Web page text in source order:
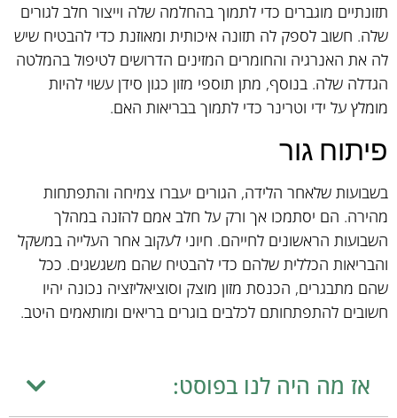
תזונתיים מוגברים כדי לתמוך בהחלמה שלה וייצור חלב לגורים
שלה. חשוב לספק לה תזונה איכותית ומאוזנת כדי להבטיח שיש
לה את האנרגיה והחומרים המזינים הדרושים לטיפול בהמלטה
הגדלה שלה. בנוסף, מתן תוספי מזון כגון סידן עשוי להיות
מומלץ על ידי וטרינר כדי לתמוך בבריאות האם.
פיתוח גור
בשבועות שלאחר הלידה, הגורים יעברו צמיחה והתפתחות
מהירה. הם יסתמכו אך ורק על חלב אמם להזנה במהלך
השבועות הראשונים לחייהם. חיוני לעקוב אחר העלייה במשקל
והבריאות הכללית שלהם כדי להבטיח שהם משגשגים. ככל
שהם מתבגרים, הכנסת מזון מוצק וסוציאליזציה נכונה יהיו
חשובים להתפתחותם לכלבים בוגרים בריאים ומותאמים היטב.
אז מה היה לנו בפוסט: